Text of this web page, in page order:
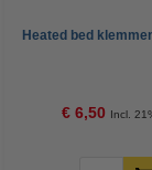
Heated bed
€ 6,50 Incl.